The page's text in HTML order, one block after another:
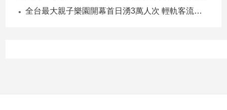
全台最大親子樂園開幕首日湧3萬人次 輕軌客流增20倍